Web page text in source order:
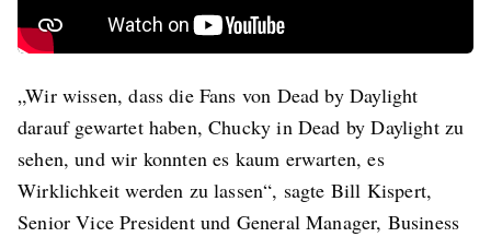
„Wir wissen, dass die Fans von Dead by Daylight
darauf gewartet haben, Chucky in Dead by Daylight zu
sehen, und wir konnten es kaum erwarten, es
Wirklichkeit werden zu lassen“, sagte Bill Kispert,
Senior Vice President und General Manager, Business